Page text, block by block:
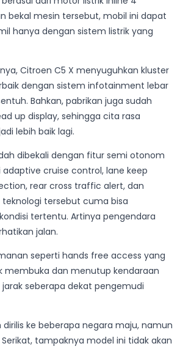
bekal mesin tersebut, mobil ini dapat
hanya dengan sistem listrik yang
Citroen C5 X menyuguhkan kluster
dengan sistem infotainment lebar
Bahkan, pabrikan juga sudah
up display, sehingga cita rasa
lebih baik lagi.
dibekali dengan fitur semi otonom
adaptive cruise control, lane keep
rear cross traffic alert, dan
teknologi tersebut cuma bisa
tertentu. Artinya pengendara
jalan.
seperti hands free access yang
membuka dan menutup kendaraan
seberapa dekat pengemudi
dirilis ke beberapa negara maju, namun
tampaknya model ini tidak akan